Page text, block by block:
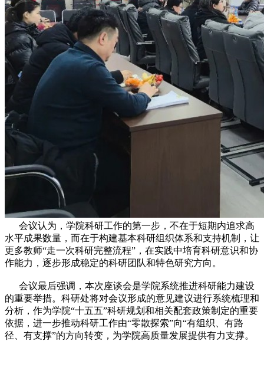
会议认为，学院科研工作的第一步，不在于短期内追求高
水平成果数量，而在于构建基本科研组织体系和支持机制，让
更多教师“走一次科研完整流程”，在实践中培育科研意识和协
作能力，逐步形成稳定的科研团队和特色研究方向。
会议最后强调，本次座谈会是学院系统推进科研能力建设
的重要举措。科研处将对会议形成的意见建议进行系统梳理和
分析，作为学院“十五五”科研规划和相关配套政策制定的重要
依据，进一步推动科研工作由“零散探索”向“有组织、有路
径、有支撑”的方向转变，为学院高质量发展提供有力支撑。